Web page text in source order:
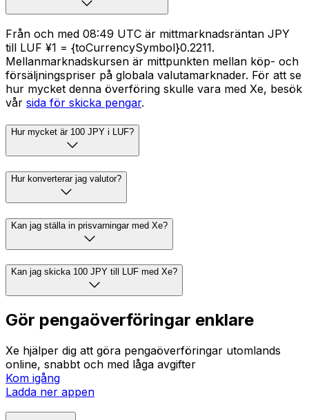
Från och med 08:49 UTC är mittmarknadsräntan JPY
till LUF ¥1 = {toCurrencySymbol}0.2211.
Mellanmarknadskursen är mittpunkten mellan köp- och
försäljningspriser på globala valutamarknader. För att se
hur mycket denna överföring skulle vara med Xe, besök
vår sida för skicka pengar.
Hur mycket är 100 JPY i LUF?
Hur konverterar jag valutor?
Kan jag ställa in prisvarningar med Xe?
Kan jag skicka 100 JPY till LUF med Xe?
Gör pengaöverföringar enklare
Xe hjälper dig att göra pengaöverföringar utomlands
online, snabbt och med låga avgifter
Kom igång
Ladda ner appen